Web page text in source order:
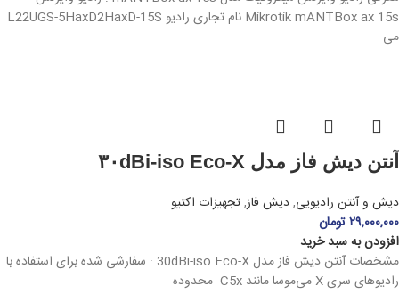
Mikrotik mANTBox ax 15s نام تجاری رادیو L22UGS-5HaxD2HaxD-15S
می
آنتن دیش فاز مدل ۳۰dBi-iso Eco-X
دیش و آنتن رادیویی,دیش فاز,تجهیزات اکتیو
۲۹,۰۰۰,۰۰۰تومان
افزودن به سبد خرید
مشخصات آنتن دیش فاز مدل 30dBi-iso Eco-X : سفارشی شده برای استفاده با
رادیوهای سری X می‌موسا مانند C5x محدوده